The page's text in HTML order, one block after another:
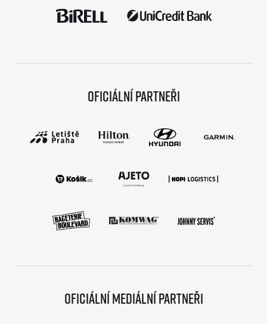
Oficiální partneři
Oficiální mediální partneři